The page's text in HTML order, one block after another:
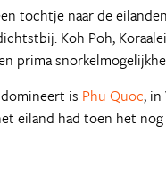
tochtje naar de
Koh Poh,
prima
is Phu Quoc, in
eiland had toen het nog